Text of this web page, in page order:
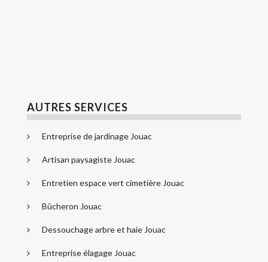
AUTRES SERVICES
Entreprise de jardinage Jouac
Artisan paysagiste Jouac
Entretien espace vert cimetière Jouac
Bûcheron Jouac
Dessouchage arbre et haie Jouac
Entreprise élagage Jouac